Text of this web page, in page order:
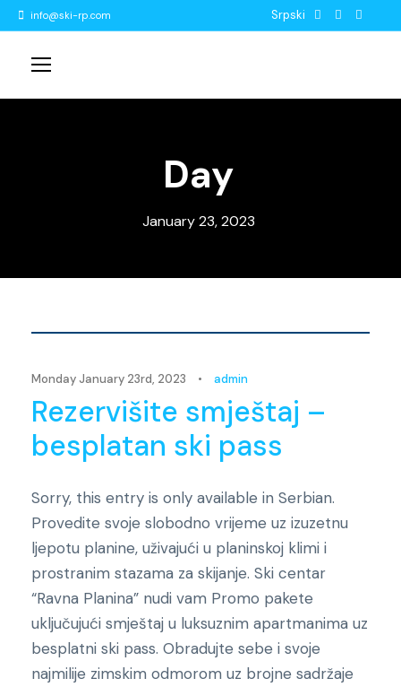
info@ski-rp.com Srpski
Day
January 23, 2023
Monday January 23rd, 2023 • admin
Rezervišite smještaj –
besplatan ski pass
Sorry, this entry is only available in Serbian.
Provedite svoje slobodno vrijeme uz izuzetnu
ljepotu planine, uživajući u planinskoj klimi i
prostranim stazama za skijanje. Ski centar
“Ravna Planina” nudi vam Promo pakete
uključujući smještaj u luksuznim apartmanima uz
besplatni ski pass. Obradujte sebe i svoje
najmilije zimskim odmorom uz brojne sadržaje